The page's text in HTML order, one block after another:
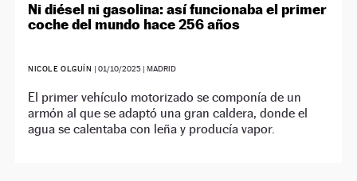
Ni diésel ni gasolina: así funcionaba el primer
coche del mundo hace 256 años
NICOLE OLGUÍN | 01/10/2025| MADRID
El primer vehículo motorizado se componía de un
armón al que se adaptó una gran caldera, donde el
agua se calentaba con leña y producía vapor.